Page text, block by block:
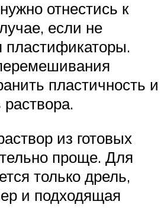
отнестись к
если не
пластификаторы.
пластичность и
из готовых
проще. Для
только дрель,
и подходящая